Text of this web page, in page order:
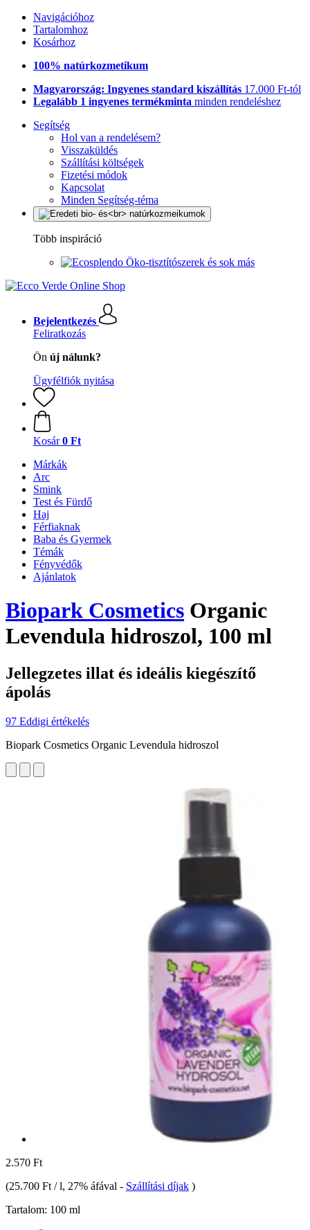
Navigációhoz
Tartalomhoz
Kosárhoz
100% natúrkozmetikum
Magyarország: Ingyenes standard kiszállítás 17.000 Ft-tól
Legalább 1 ingyenes termékminta minden rendeléshez
Segítség
Hol van a rendelésem?
Visszaküldés
Szállítási költségek
Fizetési módok
Kapcsolat
Minden Segítség-téma
Több inspiráció
Öko-tisztítószerek és sok más
Bejelentkezés
Feliratkozás
Ön új nálunk?
Ügyfélfiók nyitása
Kosár 0 Ft
Márkák
Arc
Smink
Test és Fürdő
Haj
Férfiaknak
Baba és Gyermek
Témák
Fényvédők
Ajánlatok
Biopark Cosmetics Organic
Levendula hidroszol, 100 ml
Jellegzetes illat és ideális kiegészítő
ápolás
97 Eddigi értékelés
Biopark Cosmetics Organic Levendula hidroszol
2.570 Ft
(25.700 Ft / l, 27% áfával - Szállítási díjak )
Tartalom: 100 ml